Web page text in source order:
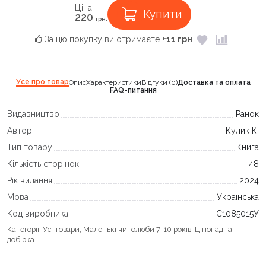
Ціна:
220 грн. Купити
За цю покупку ви отримаєте +11 грн
Усе про товарОписХарактеристикиВідгуки (0)Доставка та оплата
FAQ-питання
Видавництво
Ранок
Автор
Кулик К.
Тип товару
Книга
Кількість сторінок
48
Рік видання
2024
Мова
Українська
Код виробника
С1085015У
Категорії: Усі товари Маленькі читолюби 7-10 років Цінопадна
добірка